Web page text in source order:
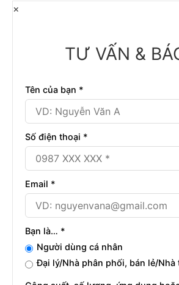
×
TƯ VẤN &
Tên của bạn *
Số điện thoại *
Email *
Bạn là… *
Người dùng cá nhân
Đại lý/Nhà phân phối, bán lẻ/Nhà